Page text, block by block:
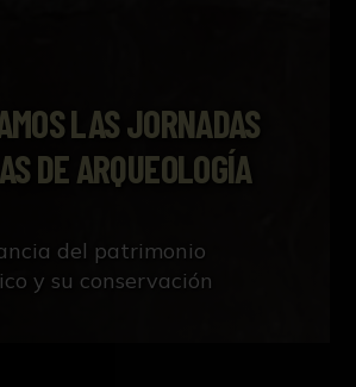
LAS JORNADAS
DE ARQUEOLOGÍA
del patrimonio
y su conservación